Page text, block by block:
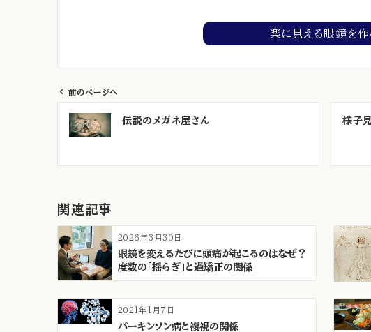
楽に見える眼鏡を作
シ
ン
前のページへ
伝説のメガネ屋さん 様子
関連記事
2026年3月30日
眼鏡を変えるたびに頭痛が起こるのはなぜ？
度数の「揺らぎ」と過矯正の関係
2021年1月7日
パーキンソン病と複視の関係